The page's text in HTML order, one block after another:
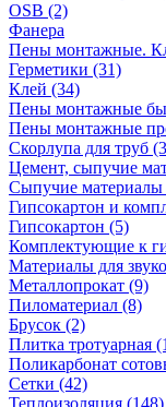
OSB (2)
Фанера
Пены монтажные.
Герметики (31)
Клей (34)
Пены монтажные
Пены монтажные
Скорлупа для труб
Цемент, сыпучие
Сыпучие материалы
Гипсокартон и
Гипсокартон (5)
Комплектующие к
Материалы для
Металлопрокат (9)
Пиломатериал (8)
Брусок (2)
Плитка тротуарная
Поликарбонат
Сетки (42)
Теплоизоляция (148)